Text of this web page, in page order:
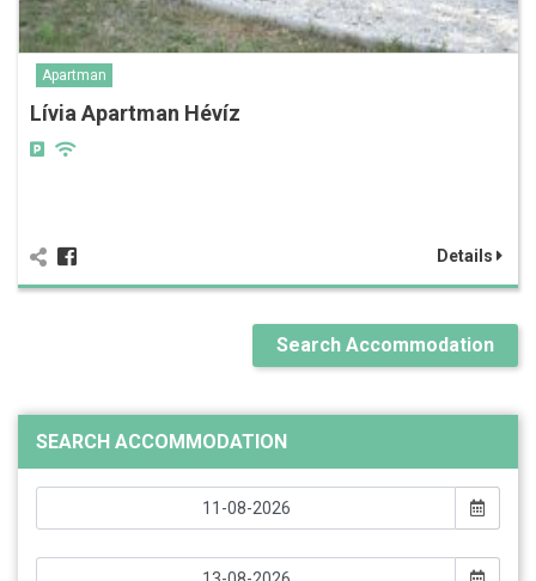
Apartman
Lívia Apartman Hévíz
Details
Search Accommodation
SEARCH ACCOMMODATION